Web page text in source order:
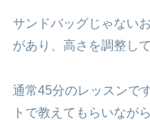
サンドバッグじゃない
があり、高さを調整し
通常45分のレッスンで
トで教えてもらいなが